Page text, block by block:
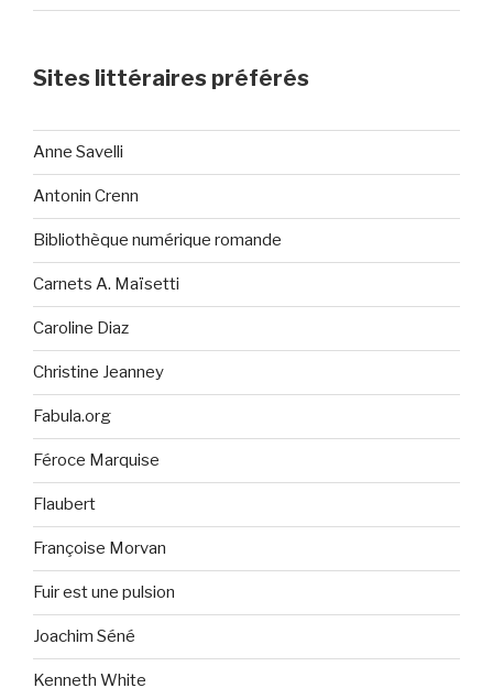
Sites littéraires préférés
Anne Savelli
Antonin Crenn
Bibliothèque numérique romande
Carnets A. Maïsetti
Caroline Diaz
Christine Jeanney
Fabula.org
Féroce Marquise
Flaubert
Françoise Morvan
Fuir est une pulsion
Joachim Séné
Kenneth White